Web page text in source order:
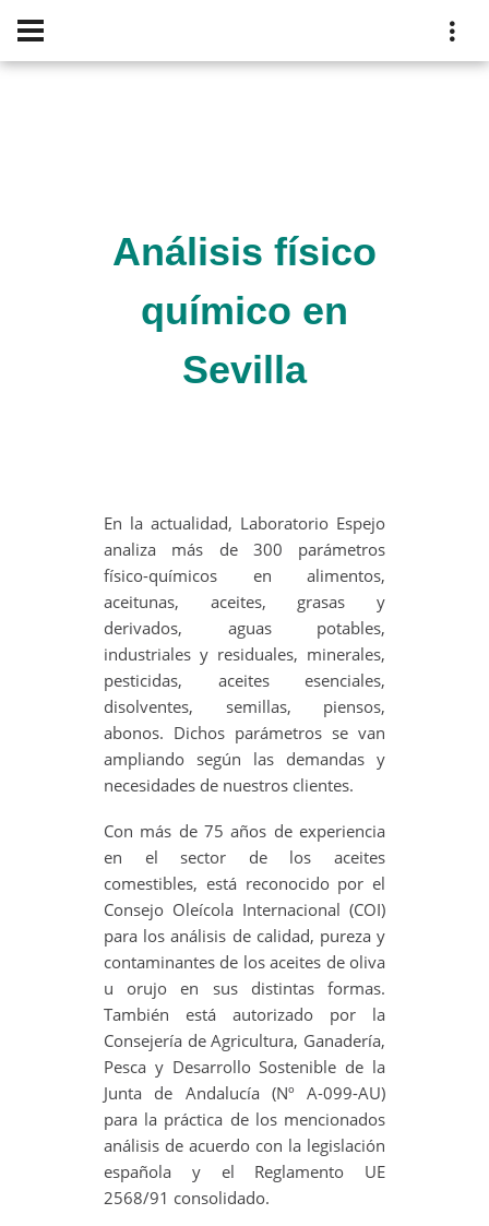
Análisis físico
químico en
Sevilla
En la actualidad, Laboratorio Espejo
analiza más de 300 parámetros
físico-químicos en alimentos,
aceitunas, aceites, grasas y
derivados, aguas potables,
industriales y residuales, minerales,
pesticidas, aceites esenciales,
disolventes, semillas, piensos,
abonos. Dichos parámetros se van
ampliando según las demandas y
necesidades de nuestros clientes.
Con más de 75 años de experiencia
en el sector de los aceites
comestibles, está reconocido por el
Consejo Oleícola Internacional (COI)
para los análisis de calidad, pureza y
contaminantes de los aceites de oliva
u orujo en sus distintas formas.
También está autorizado por la
Consejería de Agricultura, Ganadería,
Pesca y Desarrollo Sostenible de la
Junta de Andalucía (Nº A-099-AU)
para la práctica de los mencionados
análisis de acuerdo con la legislación
española y el Reglamento UE
2568/91 consolidado.